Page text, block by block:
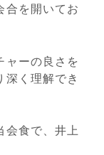
合を開いてお
ャーの良さを
深く理解でき
会食で、井上